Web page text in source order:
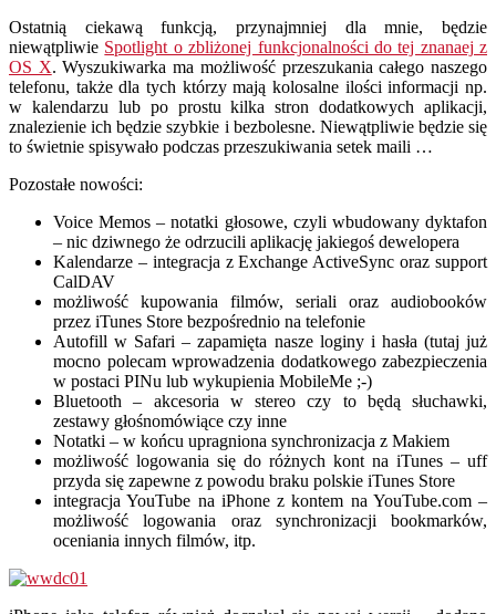
Ostatnią ciekawą funkcją, przynajmniej dla mnie, będzie
niewątpliwie Spotlight o zbliżonej funkcjonalności do tej znanaej z
OS X. Wyszukiwarka ma możliwość przeszukania całego naszego
telefonu, także dla tych którzy mają kolosalne ilości informacji np.
w kalendarzu lub po prostu kilka stron dodatkowych aplikacji,
znalezienie ich będzie szybkie i bezbolesne. Niewątpliwie będzie się
to świetnie spisywało podczas przeszukiwania setek maili …
Pozostałe nowości:
Voice Memos – notatki głosowe, czyli wbudowany dyktafon
– nic dziwnego że odrzucili aplikację jakiegoś dewelopera
Kalendarze – integracja z Exchange ActiveSync oraz support
CalDAV
możliwość kupowania filmów, seriali oraz audiobooków
przez iTunes Store bezpośrednio na telefonie
Autofill w Safari – zapamięta nasze loginy i hasła (tutaj już
mocno polecam wprowadzenia dodatkowego zabezpieczenia
w postaci PINu lub wykupienia MobileMe ;-)
Bluetooth – akcesoria w stereo czy to będą słuchawki,
zestawy głośnomówiące czy inne
Notatki – w końcu upragniona synchronizacja z Makiem
możliwość logowania się do różnych kont na iTunes – uff
przyda się zapewne z powodu braku polskie iTunes Store
integracja YouTube na iPhone z kontem na YouTube.com –
możliwość logowania oraz synchronizacji bookmarków,
oceniania innych filmów, itp.